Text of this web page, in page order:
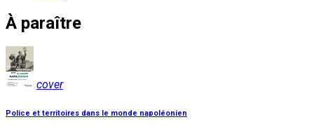
À paraître
cover
Police et territoires dans le monde napoléonien